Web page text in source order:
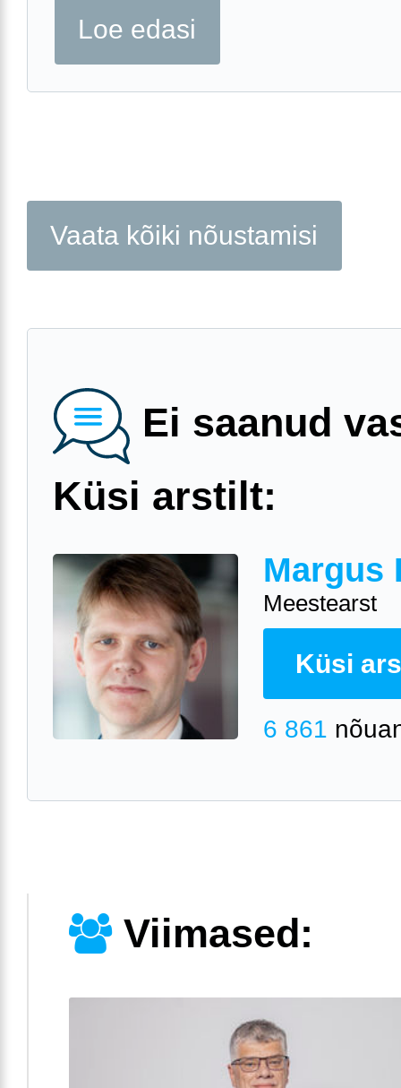
Loe edasi
Vaata kõiki nõustamisi
Ei saanud
Küsi arstilt:
Margus
Meestearst
Küsi
6 861
Viimased: